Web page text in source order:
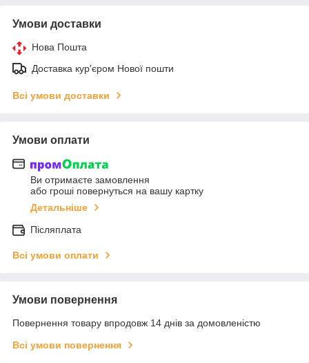
Умови доставки
Нова Пошта
Доставка кур'єром Нової пошти
Всі умови доставки
Умови оплати
Ви отримаєте замовлення
або гроші повернуться на вашу картку
Детальніше
Післяплата
Всі умови оплати
Умови повернення
Повернення товару впродовж 14 днів за домовленістю
Всі умови повернення